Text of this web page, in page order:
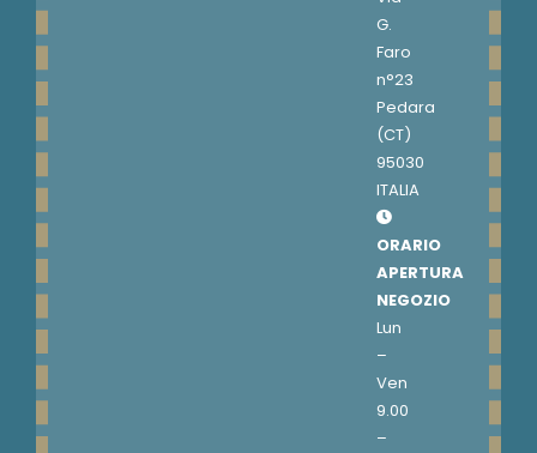
G.
Faro
n°23
Pedara
(CT)
95030
ITALIA
ORARIO
APERTURA
NEGOZIO
Lun
–
Ven
9.00
–